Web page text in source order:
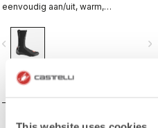
eenvoudig aan/uit, warm,
Ontworpen als een uitstekende
allround prestatie-overschoen.
navigate_next